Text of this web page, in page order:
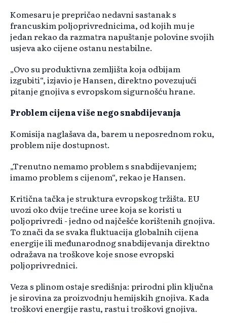
Komesaru je prepričao nedavni sastanak s
francuskim poljoprivrednicima, od kojih mu je
jedan rekao da razmatra napuštanje polovine svojih
usjeva ako cijene ostanu nestabilne.
„Ovo su produktivna zemljišta koja odbijam
izgubiti“, izjavio je Hansen, direktno povezujući
pitanje gnojiva s evropskom sigurnošću hrane.
Problem cijena više nego snabdijevanja
Komisija naglašava da, barem u neposrednom roku,
problem nije dostupnost.
„Trenutno nemamo problem s snabdijevanjem;
imamo problem s cijenom“, rekao je Hansen.
Kritična tačka je struktura evropskog tržišta. EU
uvozi oko dvije trećine uree koja se koristi u
poljoprivredi - jedno od najčešće korištenih gnojiva.
To znači da se svaka fluktuacija globalnih cijena
energije ili međunarodnog snabdijevanja direktno
odražava na troškove koje snose evropski
poljoprivrednici.
Veza s plinom ostaje središnja: prirodni plin ključna
je sirovina za proizvodnju hemijskih gnojiva. Kada
troškovi energije rastu, rastu i troškovi gnojiva.